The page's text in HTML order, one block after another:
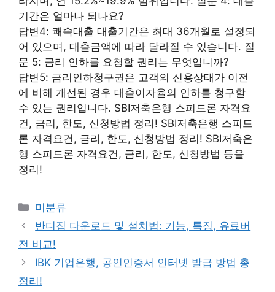
기간은 얼마나 되나요?
답변4: 쾌속대출 대출기간은 최대 36개월로 설정되
어 있으며, 대출금액에 따라 달라질 수 있습니다. 질
문 5: 금리 인하를 요청할 권리는 무엇입니까?
답변5: 금리인하청구권은 고객의 신용상태가 이전
에 비해 개선된 경우 대출이자율의 인하를 청구할
수 있는 권리입니다. SBI저축은행 스피드론 자격요
건, 금리, 한도, 신청방법 정리! SBI저축은행 스피드
론 자격요건, 금리, 한도, 신청방법 정리! SBI저축은
행 스피드론 자격요건, 금리, 한도, 신청방법 등을
정리!
Categories
미분류
반디집 다운로드 및 설치법: 기능, 특징, 유료버
전 비교!
IBK 기업은행, 공인인증서 인터넷 발급 방법 총
정리!